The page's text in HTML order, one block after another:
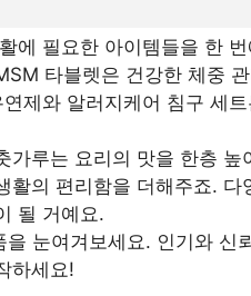
에 필요한 아이템들을 한
타블렛은 건강한 체중
제와 알러지케어 침구 세
가루는 요리의 맛을 한층
활의 편리함을 더해주죠.
될 거예요.
을 눈여겨보세요. 인기와
하세요!